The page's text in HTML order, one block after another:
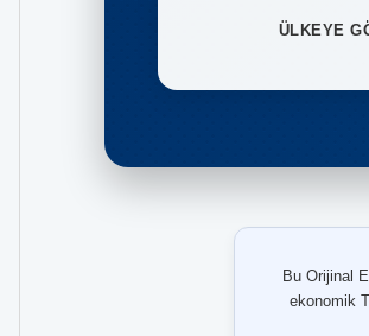
ÜLKEYE
Bu Orijinal
ekonomik